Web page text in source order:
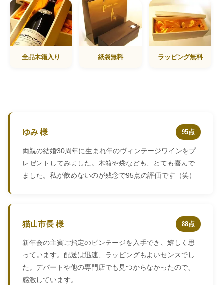
全品木箱入り 紙袋無料 ラッピング無料
ゆみ 様 95点
両親の結婚30周年に生まれ年のヴィンテージワインをプ
レゼントしてみました。木箱や袋なども、とても喜んで
ました。私が飲めないのが残念で95点の評価です（笑）
猫山市長 様 88点
新年会の主賓ご指定のビンテージを入手でき、嬉しく思
っています。配送は迅速、ラッピングもよいセンスでし
た。デパートや他の専門店でも見つからなかったので、
感激しています。